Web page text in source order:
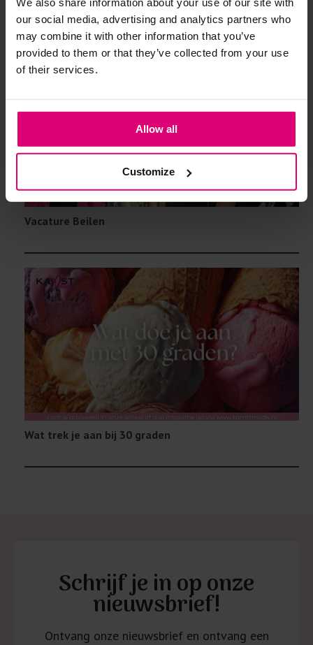
our social media, advertising and analytics partners who
may combine it with other information that you’ve
provided to them or that they’ve collected from your use
of their services.
Allow all
Customize
Vacature Storemanager – Team Hardenberg (28 - 35
uur)
Vacature Beilen
Wat trek je aan bij 30 graden
Schrijf je in op onze
nieuwsbrief!
Ontvang onze nieuwsbrief en ontvang een